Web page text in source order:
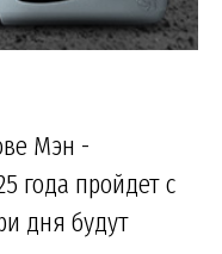
Мэн -
года пройдет с
дня будут